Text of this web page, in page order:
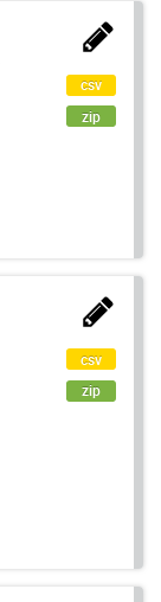
csv
zip
csv
zip